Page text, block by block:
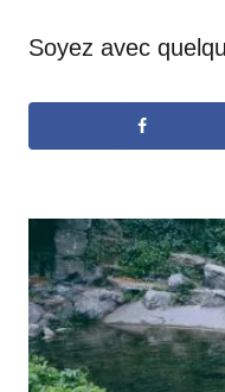
Soyez avec
N
a
v
i